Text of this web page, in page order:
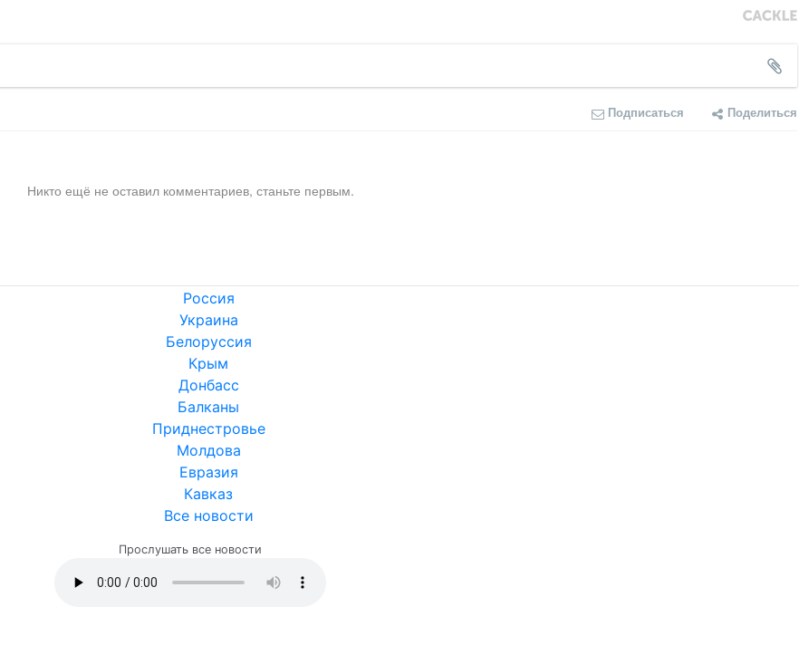
Подписаться Поделиться
Никто ещё не оставил комментариев, станьте первым.
Россия
Украина
Белоруссия
Крым
Донбасс
Балканы
Приднестровье
Молдова
Евразия
Кавказ
Все новости
Прослушать все новости